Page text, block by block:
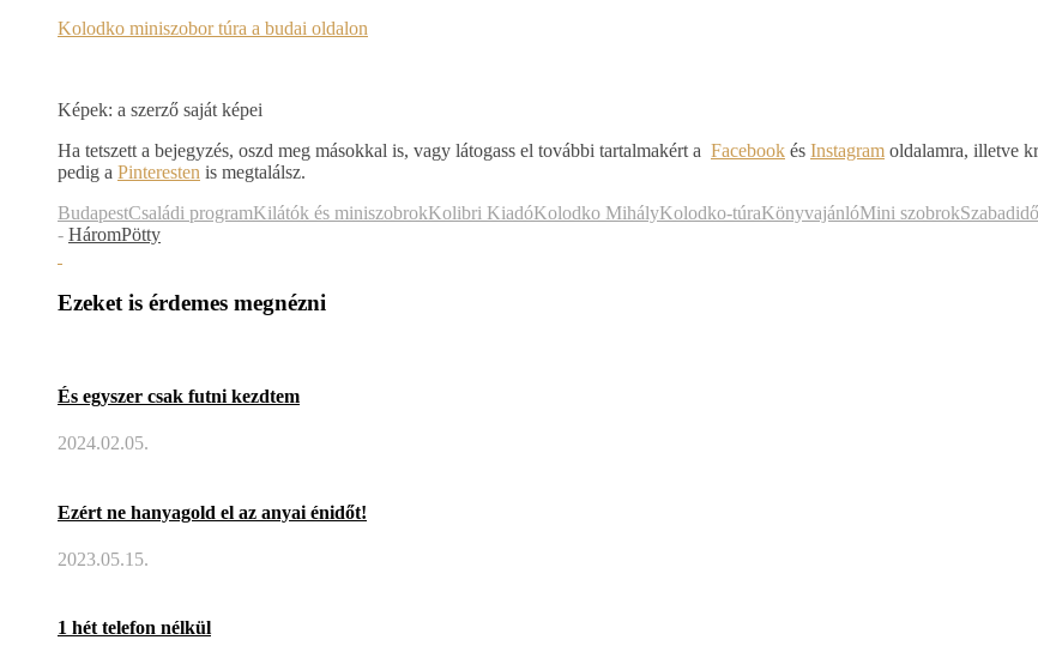
Kolodko miniszobor túra a budai oldalon
Képek: a szerző saját képei
Ha tetszett a bejegyzés, oszd meg másokkal is, vagy látogass el további tartalmakért a Facebook és Instagram oldalamra, illetve
pedig a Pinteresten is megtalálsz.
BudapestCsaládi programKilátók és miniszobrokKolibri KiadóKolodko MihályKolodko-túraKönyvajánlóMini szobrokSzabadidő
- HáromPötty
Ezeket is érdemes megnézni
És egyszer csak futni kezdtem
2024.02.05.
Ezért ne hanyagold el az anyai énidőt!
2023.05.15.
1 hét telefon nélkül